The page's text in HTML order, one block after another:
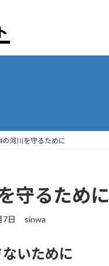
の河川を守るために
守るために
7日 sinwa
いために